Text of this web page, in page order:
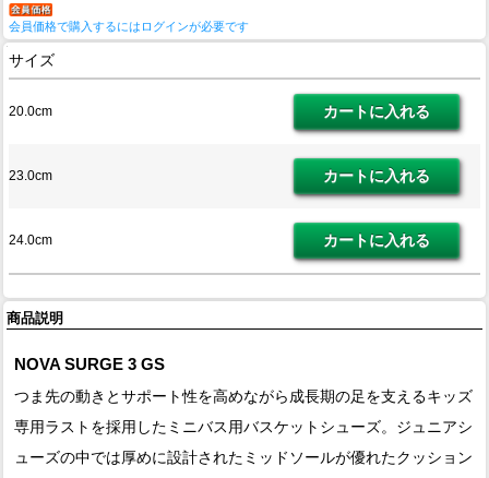
会員価格で購入するにはログインが必要です
サイズ
20.0cm
23.0cm
24.0cm
商品説明
NOVA SURGE 3 GS
つま先の動きとサポート性を高めながら成長期の足を支えるキッズ
専用ラストを採用したミニバス用バスケットシューズ。ジュニアシ
ューズの中では厚めに設計されたミッドソールが優れたクッション